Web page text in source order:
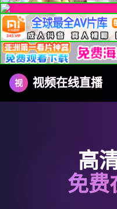
视 视频在线直播
高
免费